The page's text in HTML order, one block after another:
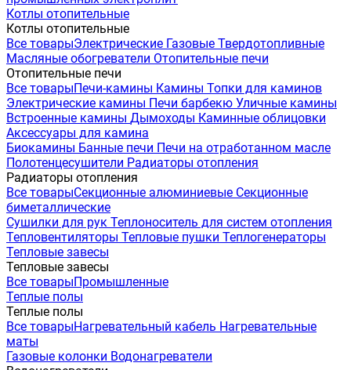
Котлы отопительные
Котлы отопительные
Все товарыЭлектрические Газовые Твердотопливные
Масляные обогреватели Отопительные печи
Отопительные печи
Все товарыПечи-камины Камины Топки для каминов
Электрические камины Печи барбекю Уличные камины
Встроенные камины Дымоходы Каминные облицовки
Аксессуары для камина
Биокамины Банные печи Печи на отработанном масле
Полотенцесушители Радиаторы отопления
Радиаторы отопления
Все товарыСекционные алюминиевые Секционные
биметаллические
Сушилки для рук Теплоноситель для систем отопления
Тепловентиляторы Тепловые пушки Теплогенераторы
Тепловые завесы
Тепловые завесы
Все товарыПромышленные
Теплые полы
Теплые полы
Все товарыНагревательный кабель Нагревательные
маты
Газовые колонки Водонагреватели